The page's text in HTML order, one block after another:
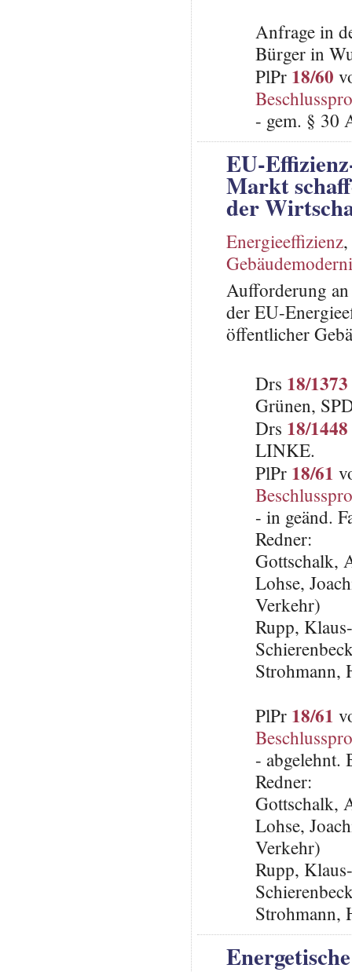
Anfrage in
Bürger in
PlPr 18/60
- gem. § 30
EU-
Markt
der
Energieeffizienz,
Aufforderung an
der EU-
öffentlicher
Drs 18/1373
Grünen,
Drs 18/1448
LINKE.
PlPr 18/61
- in geänd.
Redner:
Gottschalk,
Lohse,
Verkehr)
Rupp,
Strohmann,
PlPr 18/61
- abgelehnt.
Redner:
Gottschalk,
Lohse,
Verkehr)
Rupp,
Strohmann,